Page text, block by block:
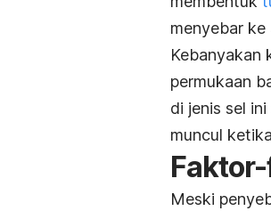
menyebar ke
Kebanyakan
permukaan
di jenis sel
muncul
Meski